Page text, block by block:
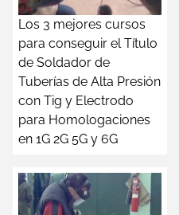
Los 3 mejores cursos
para conseguir el Título
de Soldador de
Tuberías de Alta Presión
con Tig y Electrodo
para Homologaciones
en 1G 2G 5G y 6G